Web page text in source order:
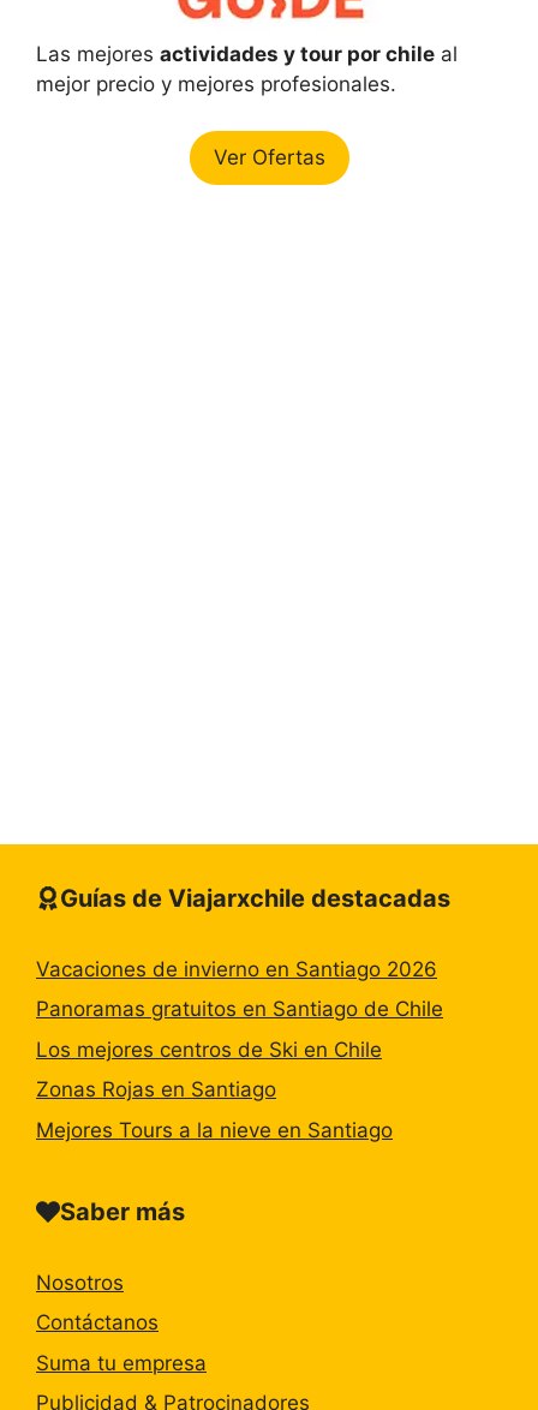
Las mejores actividades y tour por chile al
mejor precio y mejores profesionales.
Ver Ofertas
Guías de Viajarxchile destacadas
Vacaciones de invierno en Santiago 2026
Panoramas gratuitos en Santiago de Chile
Los mejores centros de Ski en Chile
Zonas Rojas en Santiago
Mejores Tours a la nieve en Santiago
Saber más
Nosotros
Contáctanos
Suma tu empresa
Publicidad & Patrocinadores